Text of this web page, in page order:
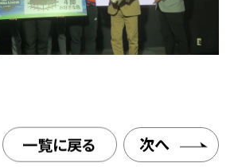
次へ
一覧に戻る